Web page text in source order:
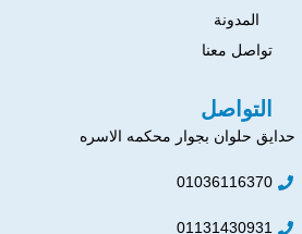
المدونة
تواصل معنا
التواصل
01036116370
01131430931